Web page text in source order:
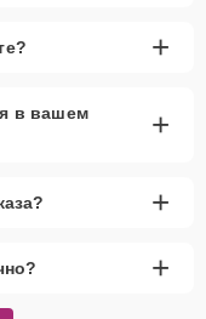
+
в вашем
+
+
+